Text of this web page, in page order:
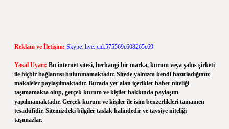
Reklam ve İletişim: Skype: live:.cid.575569c608265c69
Yasal Uyarı: Bu internet sitesi, herhangi bir marka, kurum veya şahıs şirketi
ile hiçbir bağlantısı bulunmamaktadır. Sitede yalnızca kendi hazırladığımız
makaleler paylaşılmaktadır. Burada yer alan içerikler haber niteliği
taşımamakta olup, gerçek kurum ve kişiler hakkında paylaşım
yapılmamaktadır. Gerçek kurum ve kişiler ile isim benzerlikleri tamamen
tesadüfidir. Sitemizdeki bilgiler taslak halindedir ve tavsiye niteliği
taşımazlar.